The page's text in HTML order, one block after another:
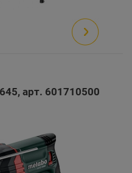
арт. 601710500